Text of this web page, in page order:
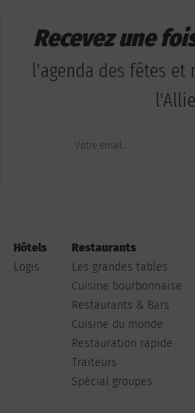
Recevez une
l'agenda des fêtes
Hôtels
Logis
Restaurants
Les grandes tables
Cuisine bourbonnaise
Restaurants & Bars
Cuisine du monde
Restauration rapide
Traiteurs
Spécial groupes